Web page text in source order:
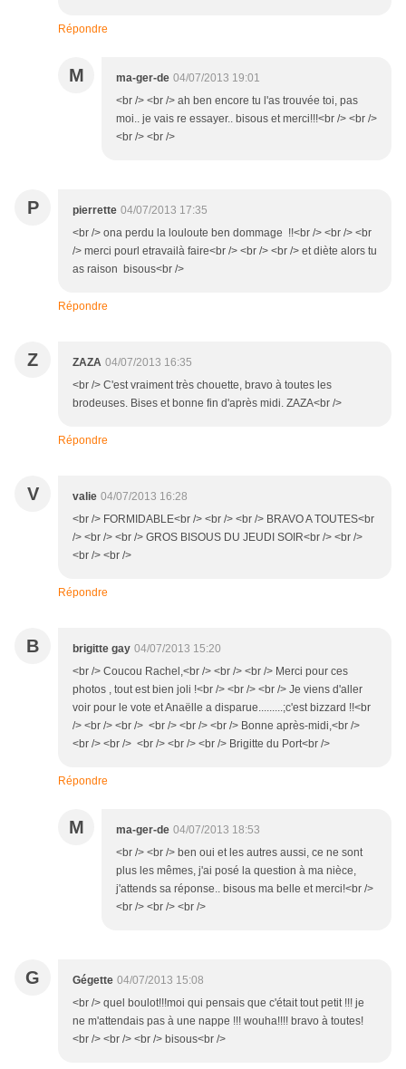
Répondre
M ma-ger-de 04/07/2013 19:01
<br /> <br /> ah ben encore tu l'as trouvée toi, pas
moi.. je vais re essayer.. bisous et merci!!!<br /> <br />
<br /> <br />
P pierrette 04/07/2013 17:35
<br /> ona perdu la louloute ben dommage !!<br /> <br /> <br
/> merci pourl etravailà faire<br /> <br /> <br /> et diète alors tu
as raison bisous<br />
Répondre
Z ZAZA 04/07/2013 16:35
<br /> C'est vraiment très chouette, bravo à toutes les
brodeuses. Bises et bonne fin d'après midi. ZAZA<br />
Répondre
V valie 04/07/2013 16:28
<br /> FORMIDABLE<br /> <br /> <br /> BRAVO A TOUTES<br
/> <br /> <br /> GROS BISOUS DU JEUDI SOIR<br /> <br />
<br /> <br />
Répondre
B brigitte gay 04/07/2013 15:20
<br /> Coucou Rachel,<br /> <br /> <br /> Merci pour ces
photos , tout est bien joli !<br /> <br /> <br /> Je viens d'aller
voir pour le vote et Anaëlle a disparue.........;c'est bizzard !!<br
/> <br /> <br /> <br /> <br /> <br /> Bonne après-midi,<br />
<br /> <br /> <br /> <br /> <br /> Brigitte du Port<br />
Répondre
M ma-ger-de 04/07/2013 18:53
<br /> <br /> ben oui et les autres aussi, ce ne sont
plus les mêmes, j'ai posé la question à ma nièce,
j'attends sa réponse.. bisous ma belle et merci!<br />
<br /> <br /> <br />
G Gégette 04/07/2013 15:08
<br /> quel boulot!!!moi qui pensais que c'était tout petit !!! je
ne m'attendais pas à une nappe !!! wouha!!!! bravo à toutes!
<br /> <br /> <br /> bisous<br />